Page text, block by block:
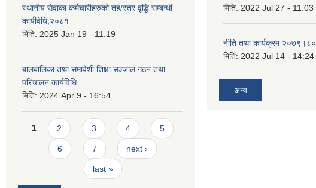
स्थानीय सेवाका कर्मचारीहरुको तह/स्तर वृद्धि सम्बन्धी
कार्यविधि,२०८१
मिति: 2025 Jan 19 - 11:19
बालबालिका तथा समावेशी शिक्षा सञ्जाल गठन तथा
परिचालन कार्यविधि
मिति: 2024 Apr 9 - 16:54
Pages
1 2 3 4 5
6 7 next ›
last »
मिति: 2022 Jul 27 - 11:03
नीति तथा कार्यक्रम २०७९।८०
मिति: 2022 Jul 14 - 14:24
अन्य